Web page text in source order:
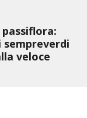
veloce